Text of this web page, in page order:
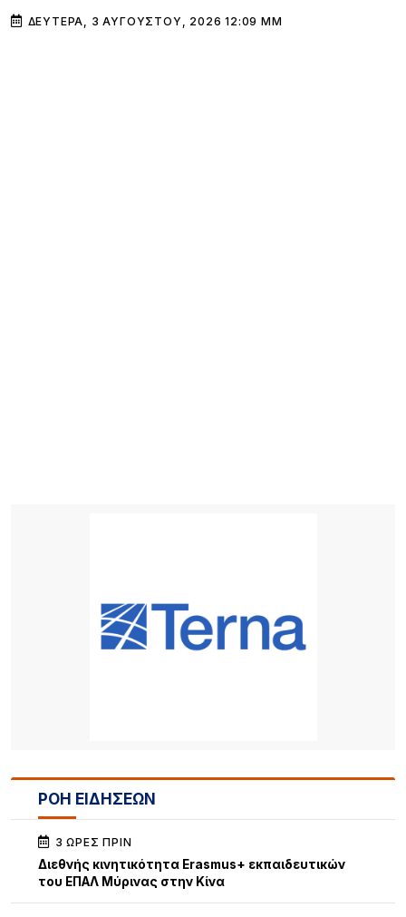
ΔΕΥΤΈΡΑ, 3 ΑΥΓΟΎΣΤΟΥ, 2026 12:09 ΜΜ
ΡΟΗ ΕΙΔΗΣΕΩΝ
3 ΏΡΕΣ ΠΡΙΝ
Διεθνής κινητικότητα Erasmus+ εκπαιδευτικών
του ΕΠΑΛ Μύρινας στην Κίνα